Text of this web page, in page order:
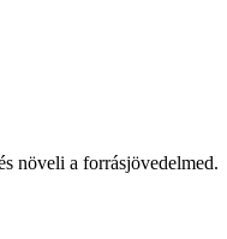
növeli a forrásjövedelmed.